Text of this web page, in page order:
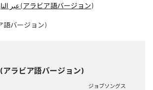
عبر النار (アラビア語バージョン)
عبر النار (アラビア語バージョン)
ジョブソングス